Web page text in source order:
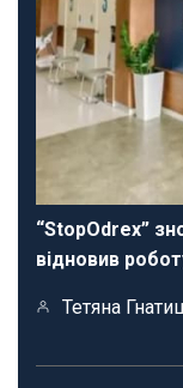
“StopOdrex”
відновив
Тетяна